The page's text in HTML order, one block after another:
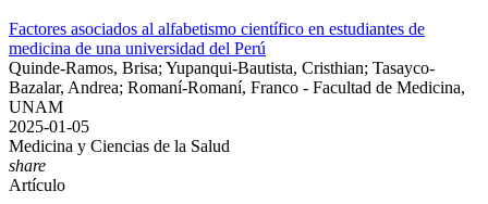
Factores asociados al alfabetismo científico en estudiantes de
medicina de una universidad del Perú
Quinde-Ramos, Brisa; Yupanqui-Bautista, Cristhian; Tasayco-
Bazalar, Andrea; Romaní-Romaní, Franco - Facultad de Medicina,
UNAM
2025-01-05
Medicina y Ciencias de la Salud
share
Artículo